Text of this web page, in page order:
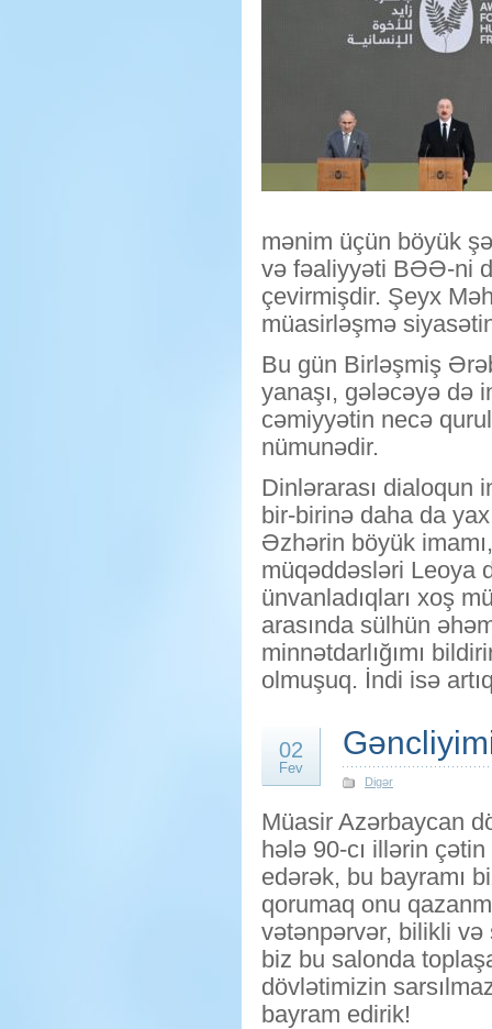
mənim üçün böyük
və fəaliyyəti BƏƏ-ni
çevirmişdir. Şeyx
müasirləşmə
Bu gün Birləşmiş
yanaşı, gələcəyə də
cəmiyyətin necə
nümunədir.
Dinlərarası dialoqun
bir-birinə daha da
Əzhərin böyük
müqəddəsləri Leoya
ünvanladıqları xoş
arasında sülhün
minnətdarlığımı
olmuşuq. İndi isə
02
Fev
Digər
Müasir Azərbaycan
hələ 90-cı illərin
edərək, bu bayramı
qorumaq onu
vətənpərvər, bilikli və
biz bu salonda
dövlətimizin
bayram edirik!